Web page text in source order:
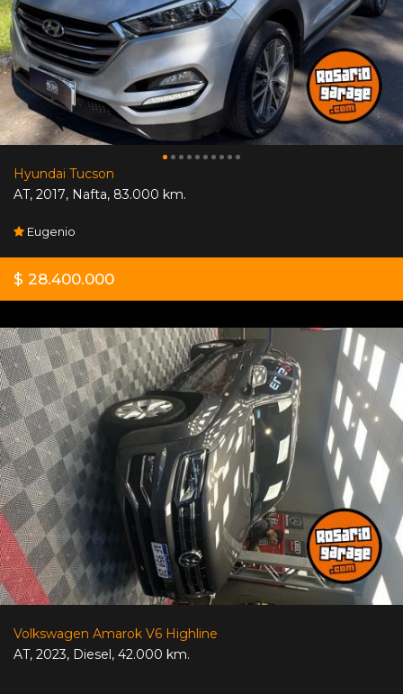
Hyundai Tucson
AT, 2017, Nafta, 83.000 km.
Eugenio
$ 28.400.000
Volkswagen Amarok V6 Highline
AT, 2023, Diesel, 42.000 km.